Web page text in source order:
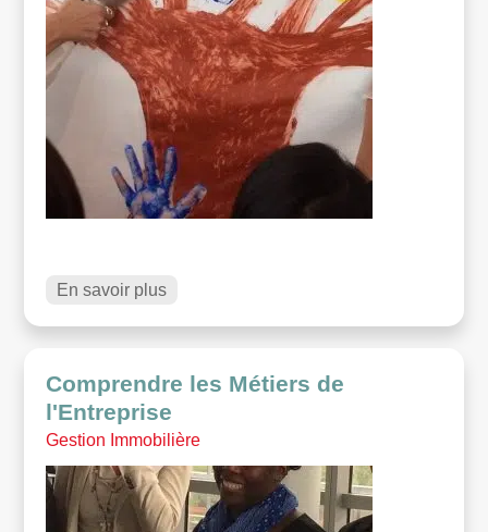
En savoir plus
Comprendre les Métiers de
l'Entreprise
Gestion Immobilière